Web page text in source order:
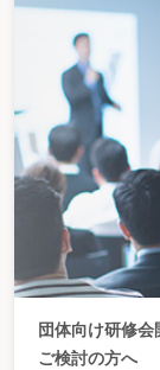
団体向け研修会
ご検討の方へ